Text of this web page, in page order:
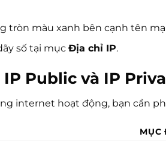
tròn màu xanh bên cạnh tên
số tại mục Địa chỉ IP.
Public và IP
internet hoạt động, bạn cần
MỤC